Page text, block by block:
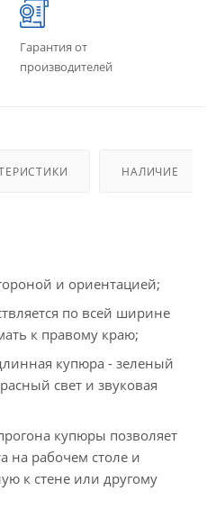
Гарантия от
производителей
НАЛИЧИЕ
и ориентацией;
по всей ширине
к правому краю;
купюра - зеленый
свет и звуковая
купюры позволяет
на рабочем столе и
к стене или другому